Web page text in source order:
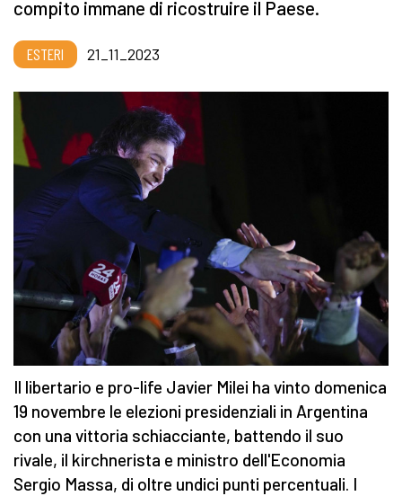
compito immane di ricostruire il Paese.
ESTERI 21_11_2023
Il libertario e pro-life Javier Milei ha vinto domenica
19 novembre le elezioni presidenziali in Argentina
con una vittoria schiacciante, battendo il suo
rivale, il kirchnerista e ministro dell'Economia
Sergio Massa, di oltre undici punti percentuali. I